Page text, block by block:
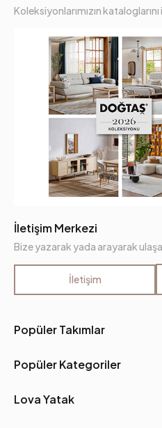
Popüler Takımlar
Popüler Kategoriler
Lova Yatak
Koleksiyonlarımızın
İletişim Merkezi
Bize yazarak yada arayarak
İletişim